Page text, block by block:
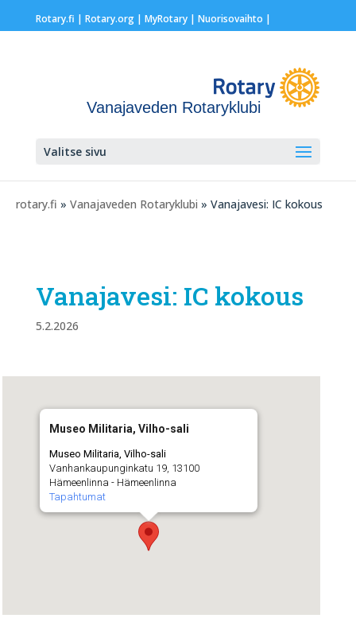
Rotary.fi | Rotary.org| MyRotary | Nuorisovaihto |
Vanajaveden Rotaryklubi
Valitse sivu
rotary.fi » Vanajaveden Rotaryklubi » Vanajavesi: IC kokous
Vanajavesi: IC kokous
5.2.2026
Museo Militaria, Vilho-sali
Museo Militaria, Vilho-sali
Vanhankaupunginkatu 19, 13100
Hämeenlinna - Hämeenlinna
Tapahtumat